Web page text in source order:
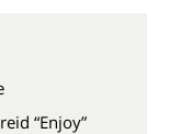
“Enjoy”